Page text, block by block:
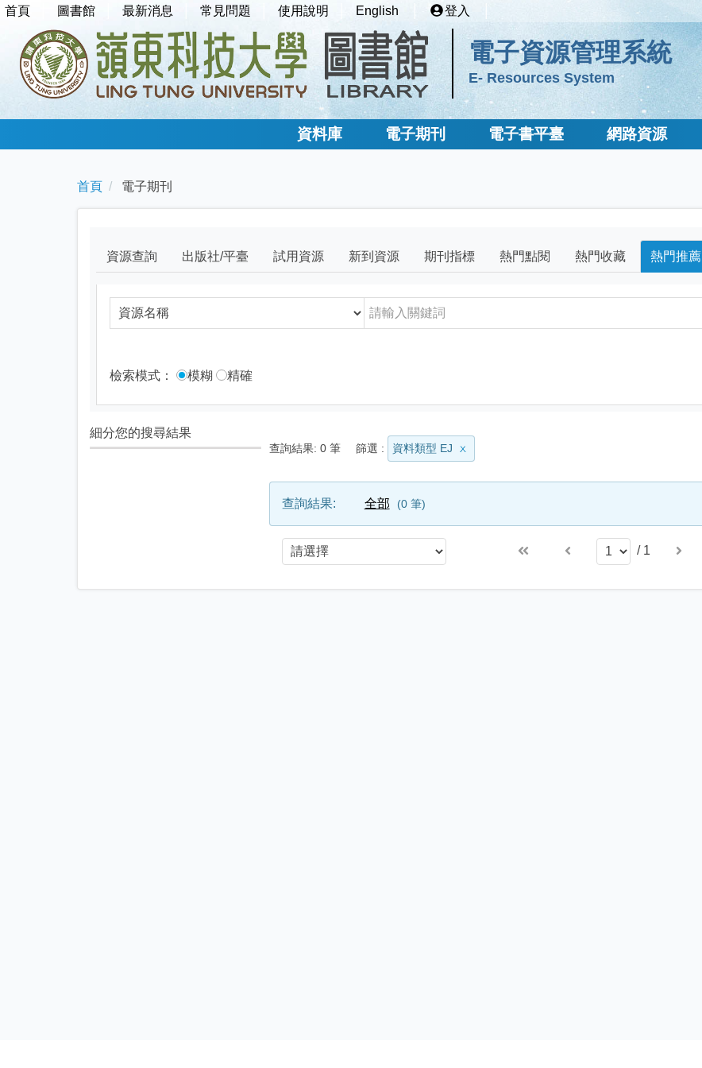
首頁 圖書館 最新消息 常見問題 使用說明 English 登入
電子資源管理系統
E- Resources System
資料庫 電子期刊 電子書平臺 網路資源
首頁 電子期刊
資源查詢 出版社/平臺 試用資源 新到資源 期刊指標 熱門點閱 熱門收藏 熱門推薦
檢索模式： 模糊 精確
細分您的搜尋結果
查詢結果: 0筆 篩選 : 資料類型 EJ
查詢結果: 全部 0 筆
/ 1